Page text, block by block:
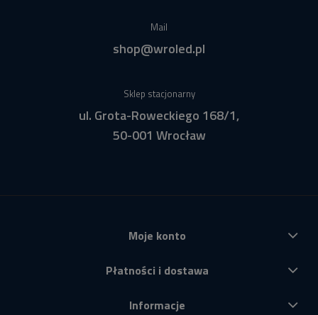
Mail
shop@wroled.pl
Sklep stacjonarny
ul. Grota-Roweckiego 168/1,
50-001 Wrocław
Moje konto
Płatności i dostawa
Informacje